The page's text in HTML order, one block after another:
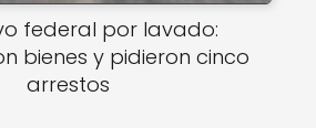
federal por lavado:
bienes y pidieron cinco
arrestos